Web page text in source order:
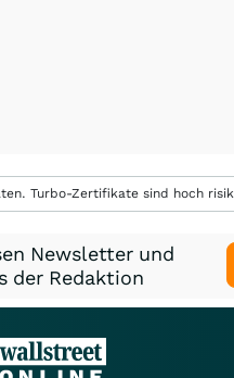
Turbo-Zertifikate sind hoch
Newsletter und
der Redaktion